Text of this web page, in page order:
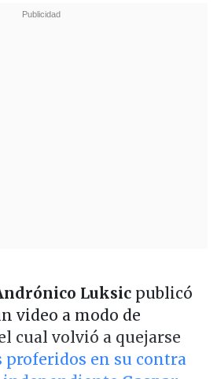
Luksicpublicó
video a modo de
cual volvió a quejarse
en su contra